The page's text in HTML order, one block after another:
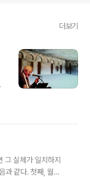
더보기
실체가 일치하지
과 같다. 첫째, 월광